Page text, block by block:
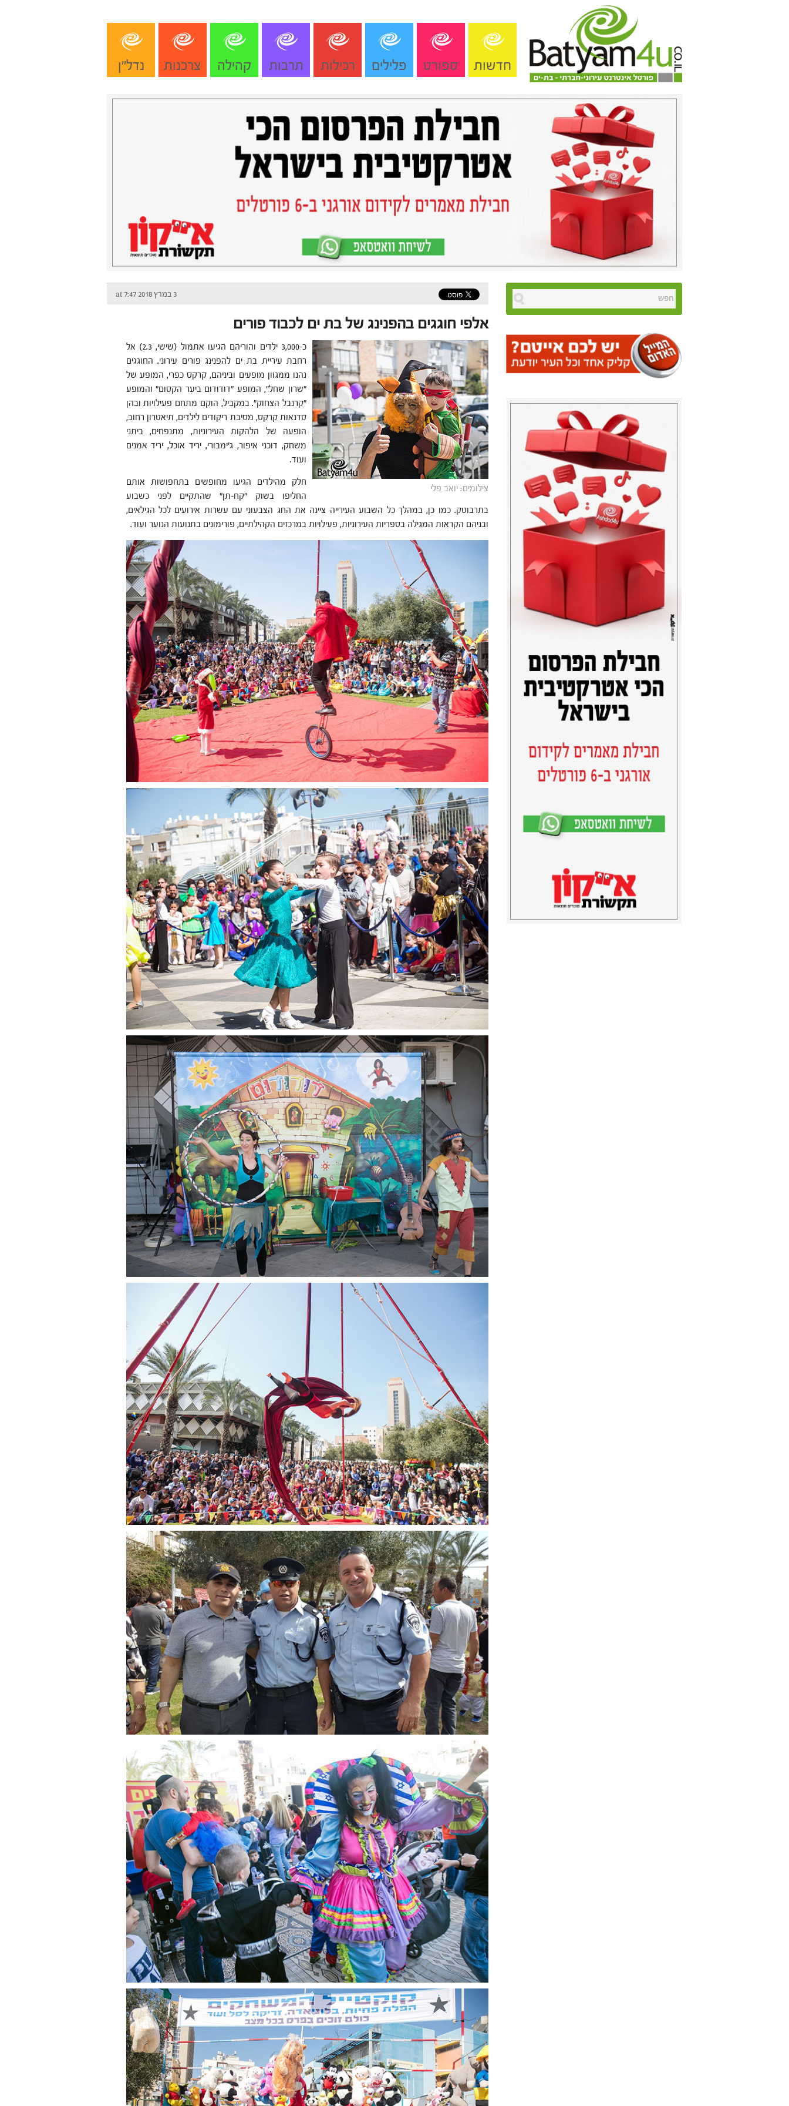
חדשות ספורט פלילים רכילות תרבות קהילה צרכנות נדל"ן
3 במרץ 2018 at 7:47
אלפי חוגגים בהפנינג של בת ים לכבוד פורים
צילומים: יואב פלי
כ-3,000 ילדים והוריהם הגיעו אתמול (שישי, 2.3) אל
רחבת עיריית בת ים להפנינג פורים עירוני. החוגגים
נהנו ממגוון מופעים וביניהם, קרקס כפרי, המופע של
"שרון שחל", המופע "דודודום ביער הקסום" והמופע
"קרנבל הצחוק". במקביל, הוקם מתחם פעילויות ובהן
סדנאות קרקס, מסיבת ריקודים לילדים, תיאטרון רחוב,
הופעה של הלהקות העירוניות, מתנפחים, ביתני
משחק, דוכני איפור, ג'ימבורי, יריד אוכל, יריד אמנים
ועוד.
חלק מהילדים הגיעו מחופשים בתחפושות אותם
החליפו בשוק "קח-תן" שהתקיים לפני כשבוע
בתרבוטק. כמו כן, במהלך כל השבוע העירייה ציינה את החג הצבעוני עם עשרות אירועים לכל הגילאים,
ובניהם הקראות המגילה בספריות העירוניות, פעילויות במרכזים הקהילתיים, פורימונים בתנועות הנוער ועוד.